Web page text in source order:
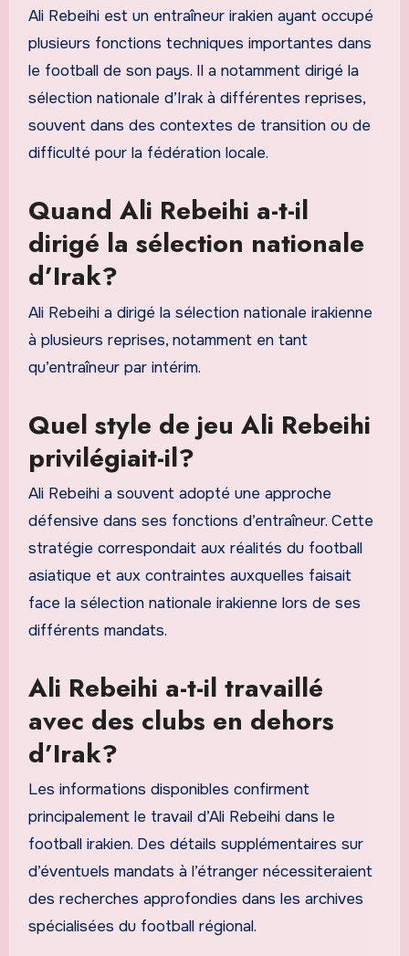
Ali Rebeihi est un entraîneur irakien ayant occupé
plusieurs fonctions techniques importantes dans
le football de son pays. Il a notamment dirigé la
sélection nationale d’Irak à différentes reprises,
souvent dans des contextes de transition ou de
difficulté pour la fédération locale.
Quand Ali Rebeihi a-t-il
dirigé la sélection nationale
d’Irak?
Ali Rebeihi a dirigé la sélection nationale irakienne
à plusieurs reprises, notamment en tant
qu’entraîneur par intérim.
Quel style de jeu Ali Rebeihi
privilégiait-il?
Ali Rebeihi a souvent adopté une approche
défensive dans ses fonctions d’entraîneur. Cette
stratégie correspondait aux réalités du football
asiatique et aux contraintes auxquelles faisait
face la sélection nationale irakienne lors de ses
différents mandats.
Ali Rebeihi a-t-il travaillé
avec des clubs en dehors
d’Irak?
Les informations disponibles confirment
principalement le travail d’Ali Rebeihi dans le
football irakien. Des détails supplémentaires sur
d’éventuels mandats à l’étranger nécessiteraient
des recherches approfondies dans les archives
spécialisées du football régional.